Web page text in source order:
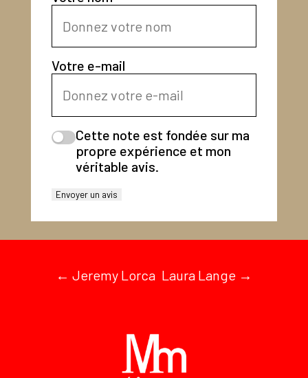
Votre e-mail
Cette note est fondée sur ma
propre expérience et mon
véritable avis.
Envoyer un avis
← Jeremy Lorca Laura Lange →